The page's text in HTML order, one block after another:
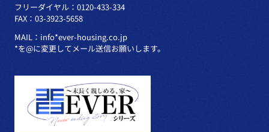
フリーダイヤル：0120-433-334
FAX：03-3923-5658
MAIL：info*ever-housing.co.jp
*を@に変更してメール送信お願いします。